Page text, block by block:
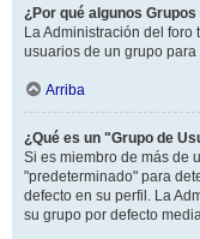
¿Por qué algunos
La Administración del
usuarios de un grupo
Arriba
¿Qué es un "Grupo de
Si es miembro de más de
"predeterminado" para
defecto en su perfil. La
su grupo por defecto